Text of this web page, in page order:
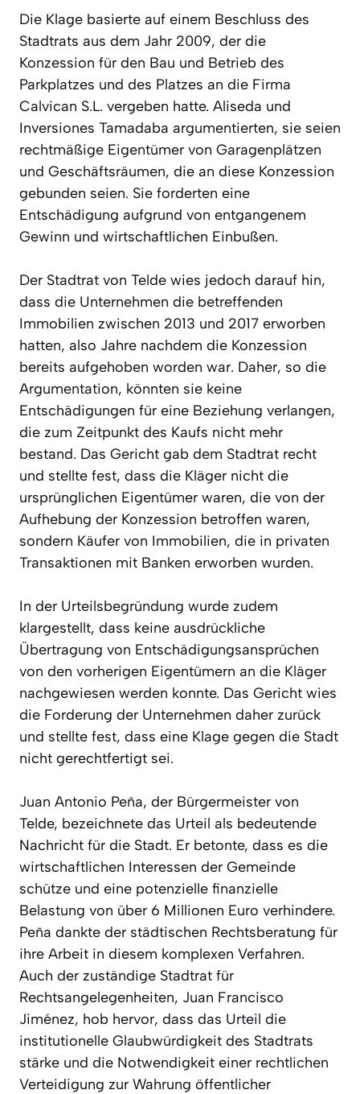
Die Klage basierte auf einem Beschluss des
Stadtrats aus dem Jahr 2009, der die
Konzession für den Bau und Betrieb des
Parkplatzes und des Platzes an die Firma
Calvican S.L. vergeben hatte. Aliseda und
Inversiones Tamadaba argumentierten, sie seien
rechtmäßige Eigentümer von Garagenplätzen
und Geschäftsräumen, die an diese Konzession
gebunden seien. Sie forderten eine
Entschädigung aufgrund von entgangenem
Gewinn und wirtschaftlichen Einbußen.
Der Stadtrat von Telde wies jedoch darauf hin,
dass die Unternehmen die betreffenden
Immobilien zwischen 2013 und 2017 erworben
hatten, also Jahre nachdem die Konzession
bereits aufgehoben worden war. Daher, so die
Argumentation, könnten sie keine
Entschädigungen für eine Beziehung verlangen,
die zum Zeitpunkt des Kaufs nicht mehr
bestand. Das Gericht gab dem Stadtrat recht
und stellte fest, dass die Kläger nicht die
ursprünglichen Eigentümer waren, die von der
Aufhebung der Konzession betroffen waren,
sondern Käufer von Immobilien, die in privaten
Transaktionen mit Banken erworben wurden.
In der Urteilsbegründung wurde zudem
klargestellt, dass keine ausdrückliche
Übertragung von Entschädigungsansprüchen
von den vorherigen Eigentümern an die Kläger
nachgewiesen werden konnte. Das Gericht wies
die Forderung der Unternehmen daher zurück
und stellte fest, dass eine Klage gegen die Stadt
nicht gerechtfertigt sei.
Juan Antonio Peña, der Bürgermeister von
Telde, bezeichnete das Urteil als bedeutende
Nachricht für die Stadt. Er betonte, dass es die
wirtschaftlichen Interessen der Gemeinde
schütze und eine potenzielle finanzielle
Belastung von über 6 Millionen Euro verhindere.
Peña dankte der städtischen Rechtsberatung für
ihre Arbeit in diesem komplexen Verfahren.
Auch der zuständige Stadtrat für
Rechtsangelegenheiten, Juan Francisco
Jiménez, hob hervor, dass das Urteil die
institutionelle Glaubwürdigkeit des Stadtrats
stärke und die Notwendigkeit einer rechtlichen
Verteidigung zur Wahrung öffentlicher